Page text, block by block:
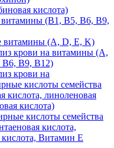
кислота)
(B1, B5, B6, В9,
витамины (A, D, E, K)
крови на витамины (A,
B6, В9, B12)
крови на
кислоты семейства
кислота, линоленовая
кислота)
кислоты семейства
кислота,
кислота, Витамин E